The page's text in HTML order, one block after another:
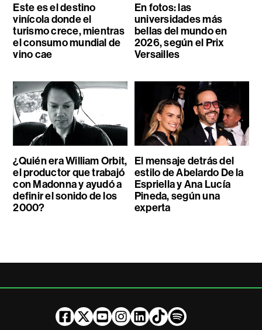
Este es el destino
vinícola donde el
turismo crece, mientras
el consumo mundial de
vino cae
En fotos: las
universidades más
bellas del mundo en
2026, según el Prix
Versailles
¿Quién era William Orbit,
el productor que trabajó
con Madonna y ayudó a
definir el sonido de los
2000?
El mensaje detrás del
estilo de Abelardo De la
Espriella y Ana Lucía
Pineda, según una
experta